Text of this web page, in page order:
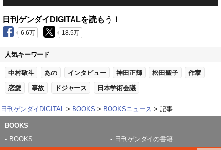
日刊ゲンダイDIGITALを読もう！
6.6万 18.5万
人気キーワード
中村敬斗 あの インタビュー 神田正輝 松田聖子 作家
恋愛 事故 ドジャース 日本学術会議
日刊ゲンダイDIGITAL BOOKS BOOKSニュース 記事
BOOKS
BOOKS
日刊ゲンダイの書籍